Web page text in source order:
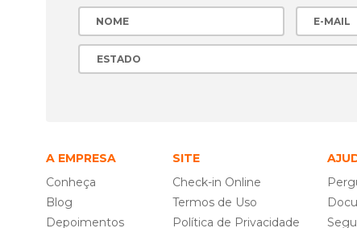
A EMPRESA
Conheça
Blog
Depoimentos
SITE
Check-in Online
Termos de Uso
Política de Privacidade